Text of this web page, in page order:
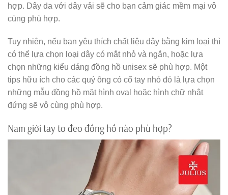
hợp. Dây da với dây vải sẽ cho bạn cảm giác mềm mại vô
cùng phù hợp.
Tuy nhiên, nếu bạn yêu thích chất liệu dây bằng kim loại thì
có thể lựa chọn loại dây có mắt nhỏ và ngắn, hoặc lựa
chọn những kiểu dáng đồng hồ unisex sẽ phù hợp. Một
tips hữu ích cho các quý ông có cổ tay nhỏ đó là lựa chọn
những mẫu đồng hồ mặt hình oval hoặc hình chữ nhật
đứng sẽ vô cùng phù hợp.
Nam giới tay to đeo đồng hồ nào phù hợp?